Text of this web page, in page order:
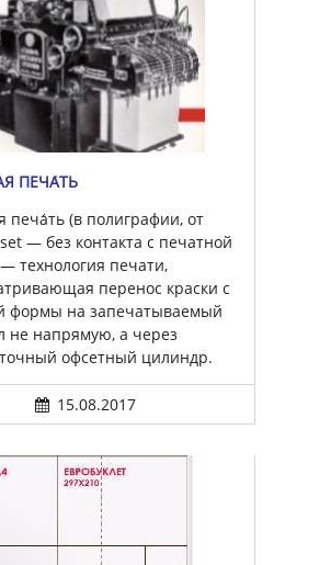
ПЕЧА́ТЬ
печа́ть (в полиграфии, от
— без контакта с печатной
технология печати,
перенос краски с
формы на запечатываемый
не напрямую, а через
офсетный цилиндр.
15.08.2017